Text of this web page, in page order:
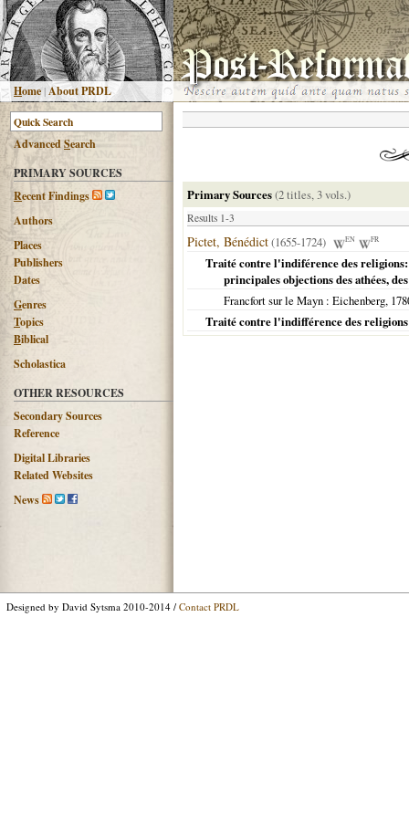
Home |About PRDL
AdvancedSearch
PRIMARY SOURCES
Recent Findings
Authors
Places
Publishers
Dates
Genres
Topics
Biblical
Scholastica
OTHER RESOURCES
Secondary Sources
Reference
Digital Libraries
Related Websites
News
Primary Sources(2 titles, 3 vols.)
Results 1-3
Pictet, Bénédict(1655-1724) EN FR
Traité contre l'indiférence des
principales objections des athées,
Francfort sur le Mayn : Eichenberg,
Traité contre l'indifférence des religions
Designed by David Sytsma 2010-2014 / Contact PRDL